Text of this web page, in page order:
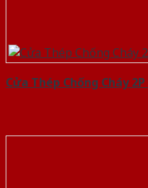
Cửa Thép Chống Cháy